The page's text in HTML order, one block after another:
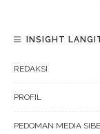
INSIGHT
REDAKSI
PROFIL
PEDOMAN MEDIA